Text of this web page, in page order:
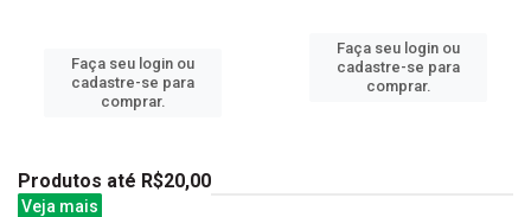
Faça seu login ou
cadastre-se para
comprar.
Faça seu login ou
cadastre-se para
comprar.
Produtos até R$20,00
Veja mais